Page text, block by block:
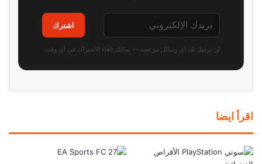
اشترك
لن نرسل لك أي رسائل مزعجة — يمكنك إلغاء الاشتراك في أي وقت.
اقرأ ايضا